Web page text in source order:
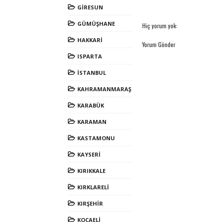
GİRESUN
GÜMÜŞHANE
HAKKARİ
ISPARTA
İSTANBUL
KAHRAMANMARAŞ
KARABÜK
KARAMAN
KASTAMONU
KAYSERİ
KIRIKKALE
KIRKLARELİ
KIRŞEHİR
KOCAELİ
Hiç yorum yok:
Yorum Gönder